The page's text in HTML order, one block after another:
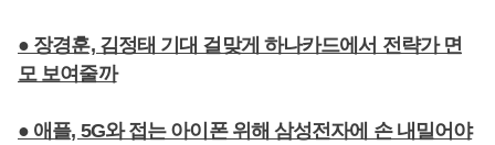
● 장경훈, 김정태 기대 걸맞게 하나카드에서 전략가 면
모 보여줄까
● 애플, 5G와 접는 아이폰 위해 삼성전자에 손 내밀어야